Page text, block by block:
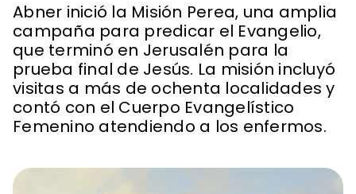
Abner inició la Misión Perea, una amplia
campaña para predicar el Evangelio,
que terminó en Jerusalén para la
prueba final de Jesús. La misión incluyó
visitas a más de ochenta localidades y
contó con el Cuerpo Evangelístico
Femenino atendiendo a los enfermos.